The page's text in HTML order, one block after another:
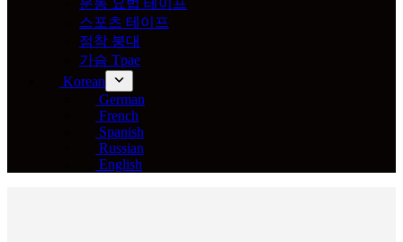
운동 요법 테이프
스포츠 테이프
점착 붕대
가슴 Tpae
Korean
German
French
Spanish
Russian
English